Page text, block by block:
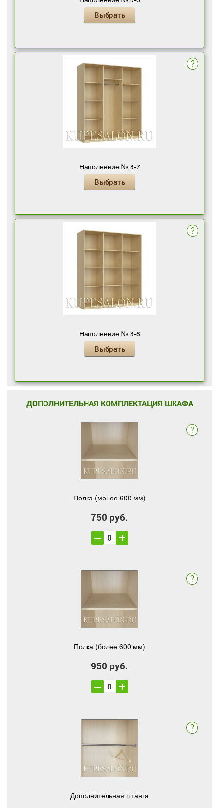
Выбрать
Наполнение № 3-7
Выбрать
Наполнение № 3-8
Выбрать
ДОПОЛНИТЕЛЬНАЯ КОМПЛЕКТАЦИЯ ШКАФА
Полка (менее 600 мм)
750 руб.
Полка (более 600 мм)
950 руб.
Дополнительная штанга